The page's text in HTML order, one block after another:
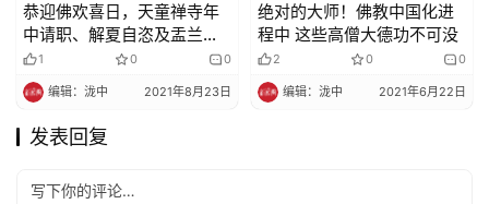
恭迎佛欢喜日，天童禅寺年
中请职、解夏自恣及盂兰盆
会圆满
1 0 0
编辑：泷中 2021年8月23日
绝对的大师！佛教中国化进
程中 这些高僧大德功不可没
2 0 0
编辑：泷中 2021年6月22日
发表回复